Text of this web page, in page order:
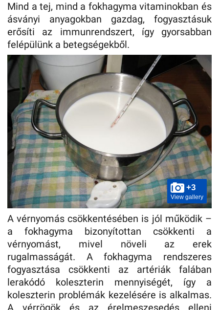
Mind a tej, mind a fokhagyma vitaminokban és
ásványi anyagokban gazdag, fogyasztásuk
erősíti az immunrendszert, így gyorsabban
felépülünk a betegségekből.
+3
View gallery
A vérnyomás csökkentésében is jól működik –
a fokhagyma bizonyítottan csökkenti a
vérnyomást, mivel növeli az erek
rugalmasságát. A fokhagyma rendszeres
fogyasztása csökkenti az artériák falában
lerakódó koleszterin mennyiségét, így a
koleszterin problémák kezelésére is alkalmas.
A vérrögök és az érelmeszesedés elleni